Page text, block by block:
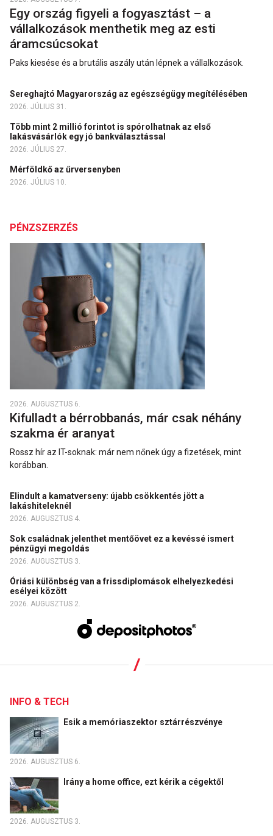
Egy ország figyeli a fogyasztást – a
vállalkozások menthetik meg az esti
áramcsúcsokat
Paks kiesése és a brutális aszály után lépnek a vállalkozások.
Sereghajtó Magyarország az egészségügy megítélésében
2026. JÚLIUS 31.
Több mint 2 millió forintot is spórolhatnak az első
lakásvásárlók egy jó bankválasztással
2026. JÚLIUS 27.
Mérföldkő az űrversenyben
2026. JÚLIUS 10.
PÉNZSZERZÉS
2026. AUGUSZTUS 6.
Kifulladt a bérrobbanás, már csak néhány
szakma ér aranyat
Rossz hír az IT-soknak: már nem nőnek úgy a fizetések, mint
korábban.
Elindult a kamatverseny: újabb csökkentés jött a
lakáshiteleknél
2026. AUGUSZTUS 4.
Sok családnak jelenthet mentőövet ez a kevéssé ismert
pénzügyi megoldás
2026. AUGUSZTUS 3.
Óriási különbség van a frissdiplomások elhelyezkedési
esélyei között
2026. AUGUSZTUS 2.
INFO & TECH
Esik a memóriaszektor sztárrészvénye
2026. AUGUSZTUS 6.
Irány a home office, ezt kérik a cégektől
2026. AUGUSZTUS 3.